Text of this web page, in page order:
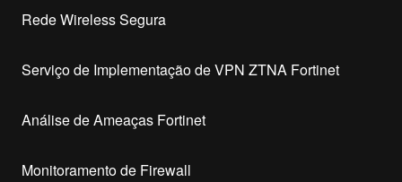
Rede Wireless Segura
Serviço de Implementação de VPN ZTNA Fortinet
Análise de Ameaças Fortinet
Monitoramento de Firewall